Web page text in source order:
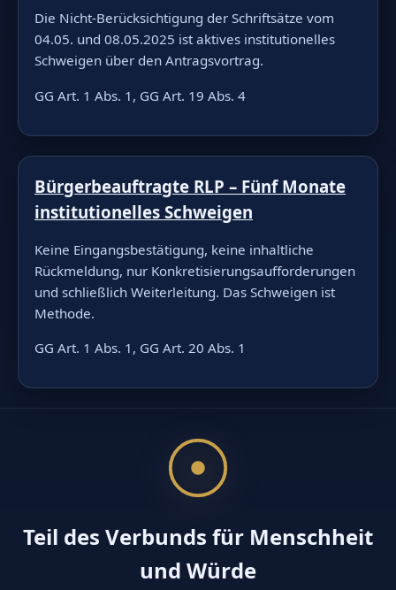
Die Nicht-Berücksichtigung der Schriftsätze vom
04.05. und 08.05.2025 ist aktives institutionelles
Schweigen über den Antragsvortrag.
GG Art. 1 Abs. 1, GG Art. 19 Abs. 4
Bürgerbeauftragte RLP – Fünf Monate
institutionelles Schweigen
Keine Eingangsbestätigung, keine inhaltliche
Rückmeldung, nur Konkretisierungsaufforderungen
und schließlich Weiterleitung. Das Schweigen ist
Methode.
GG Art. 1 Abs. 1, GG Art. 20 Abs. 1
Teil des Verbunds für Menschheit
und Würde